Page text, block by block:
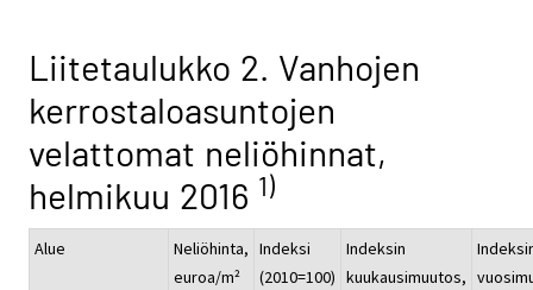
Liitetaulukko 2. Vanhojen
kerrostaloasuntojen
velattomat neliöhinnat,
helmikuu 2016 1)
Alue
Neliöhinta,
euroa/m²
Indeksi
(2010=100)
Indeksin
kuukausimuutos,